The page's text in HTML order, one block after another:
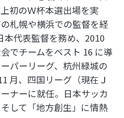
初のＷ杯本選出場を実
札幌や横浜での監督を経
本代表監督を務め、2010
でチームをベスト 16 に導
パーリーグ、杭州緑城の
月、四国リーグ（現在Ｊ
ナーに就任。日本サッカ
して「地方創生」に情熱